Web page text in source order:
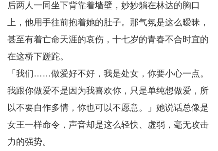
后两人一同坐下背靠着墙壁，妙妙躺在林达的胸口
上，他用手往前抱着她的肚子。那气氛是这么暧昧，
甚至有着亡命天涯的哀伤，十七岁的青春不合时宜的
在这桥下蹉跎。
「我们……做爱好不好，我是处女，你要小心一点。
我跟你做爱不是因为我喜欢你，只是单纯想做爱，所
以不要自作多情，你也可以不愿意。」她说话总像是
女王一样命令，声音却是这么轻快、虚弱，毫无攻击
力的强势。